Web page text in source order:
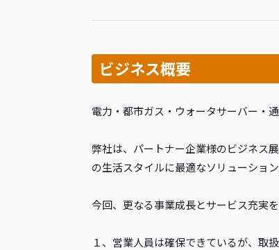
ビジネス概要
電力・都市ガス・ウォータサーバー・
弊社は、パートナー企業様のビジネス
の生活スタイルに最適なソリューショ
今回、更なる事業成長とサービス充実
１、営業人員は確保できているが、取